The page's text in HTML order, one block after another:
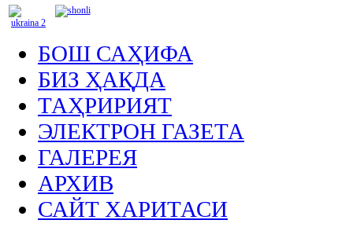
БОШ САҲИФА
БИЗ ҲАҚДА
ТАҲРИРИЯТ
ЭЛЕКТРОН ГАЗЕТА
ГАЛЕРЕЯ
АРХИВ
САЙТ ХАРИТАСИ